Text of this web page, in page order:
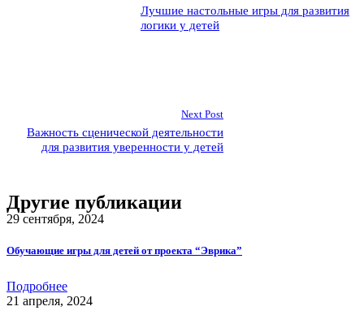
Лучшие настольные игры для развития
логики у детей
Next Post
Важность сценической деятельности
для развития уверенности у детей
Другие публикации
29 сентября, 2024
Обучающие игры для детей от проекта “Эврика”
Подробнее
21 апреля, 2024